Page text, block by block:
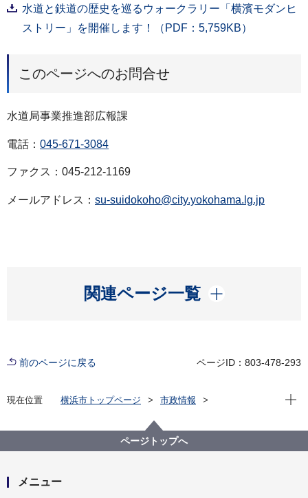
水道と鉄道の歴史を巡るウォークラリー「横濱モダンヒ
ストリー」を開催します！（PDF：5,759KB）
このページへのお問合せ
水道局事業推進部広報課
電話： 045-671-3084
ファクス：045-212-1169
メールアドレス： su-suidokoho@city.yokohama.lg.jp
関連ページ一覧
開く
前のページに戻る ページID：803-478-293
現在位置 横浜市トップページ
市政情報
水道局×CIAL桜木町 水道と鉄道の歴史を巡るウォー
クラリー「横濱モダンヒストリー」を開催します！
現在
ページトップへ
メニュー